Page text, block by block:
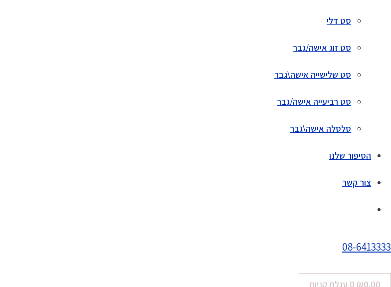
סט דלי
סט זוג אישה/גבר
סט שלישייה אישה\גבר
סט רביעייה אישה/גבר
סלסלה אישה\גבר
הסיפור שלנו
צור קשר
08-6413333
₪0.00
0 עגלת קניות